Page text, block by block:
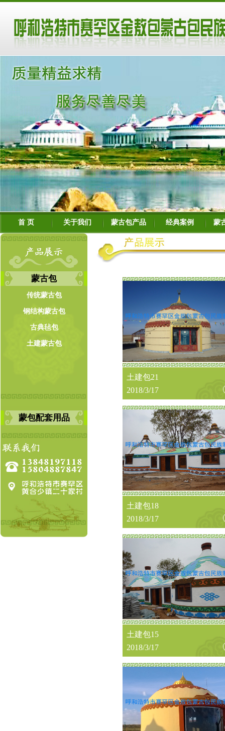
首 页 关于我们 蒙古包产品 经典案例 蒙
蒙古包
传统蒙古包
钢结构蒙古包
古典毡包
土建蒙古包
蒙包配套用品
土建包21
2018/3/17
土建包18
2018/3/17
土建包15
2018/3/17